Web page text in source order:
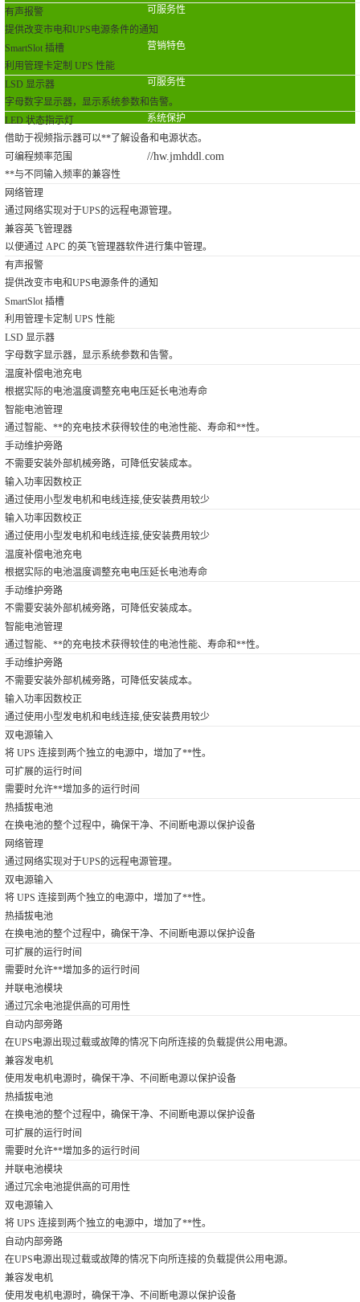
有声报警
提供改变市电和UPS电源条件的通知
SmartSlot 插槽
利用管理卡定制 UPS 性能
LSD 显示器
字母数字显示器，显示系统参数和告警。
LED 状态指示灯
借助于视频指示器可以**了解设备和电源状态。
可编程频率范围
**与不同输入频率的兼容性
网络管理
通过网络实现对于UPS的远程电源管理。
兼容英飞管理器
以便通过 APC 的英飞管理器软件进行集中管理。
有声报警
提供改变市电和UPS电源条件的通知
SmartSlot 插槽
利用管理卡定制 UPS 性能
LSD 显示器
字母数字显示器，显示系统参数和告警。
温度补偿电池充电
根据实际的电池温度调整充电电压延长电池寿命
智能电池管理
通过智能、**的充电技术获得较佳的电池性能、寿命和**性。
手动维护旁路
不需要安装外部机械旁路，可降低安装成本。
输入功率因数校正
通过使用小型发电机和电线连接,使安装费用较少
输入功率因数校正
通过使用小型发电机和电线连接,使安装费用较少
温度补偿电池充电
根据实际的电池温度调整充电电压延长电池寿命
手动维护旁路
不需要安装外部机械旁路，可降低安装成本。
智能电池管理
通过智能、**的充电技术获得较佳的电池性能、寿命和**性。
手动维护旁路
不需要安装外部机械旁路，可降低安装成本。
输入功率因数校正
通过使用小型发电机和电线连接,使安装费用较少
双电源输入
将 UPS 连接到两个独立的电源中，增加了**性。
可扩展的运行时间
需要时允许**增加多的运行时间
热插拔电池
在换电池的整个过程中，确保干净、不间断电源以保护设备
网络管理
通过网络实现对于UPS的远程电源管理。
双电源输入
将 UPS 连接到两个独立的电源中，增加了**性。
热插拔电池
在换电池的整个过程中，确保干净、不间断电源以保护设备
可扩展的运行时间
需要时允许**增加多的运行时间
并联电池模块
通过冗余电池提供高的可用性
自动内部旁路
在UPS电源出现过载或故障的情况下向所连接的负载提供公用电源。
兼容发电机
使用发电机电源时，确保干净、不间断电源以保护设备
热插拔电池
在换电池的整个过程中，确保干净、不间断电源以保护设备
可扩展的运行时间
需要时允许**增加多的运行时间
并联电池模块
通过冗余电池提供高的可用性
双电源输入
将 UPS 连接到两个独立的电源中，增加了**性。
自动内部旁路
在UPS电源出现过载或故障的情况下向所连接的负载提供公用电源。
兼容发电机
使用发电机电源时，确保干净、不间断电源以保护设备
可服务性
营销特色
可服务性
系统保护
//hw.jmhddl.com